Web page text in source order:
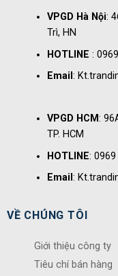
VPGD Hà Nội:
Trì, HN
HOTLINE :
Email :
VPGD HCM:
TP. HCM
HOTLINE:
Email:
VỀ CHÚNG TÔI
Giới thiệu công ty
Tiêu chí bán hàng